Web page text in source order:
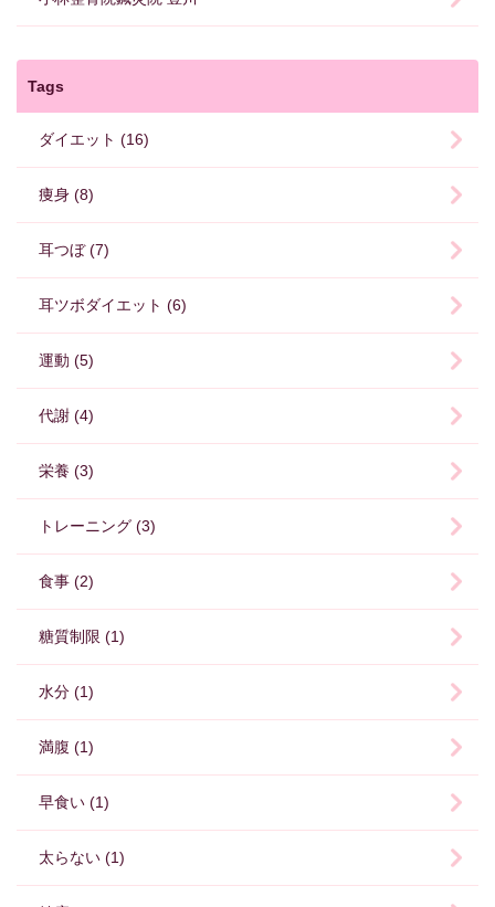
Tags
ダイエット (16)
痩身 (8)
耳つぼ (7)
耳ツボダイエット (6)
運動 (5)
代謝 (4)
栄養 (3)
トレーニング (3)
食事 (2)
糖質制限 (1)
水分 (1)
満腹 (1)
早食い (1)
太らない (1)